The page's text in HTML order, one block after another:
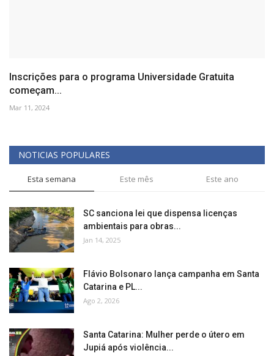
Inscrições para o programa Universidade Gratuita
começam...
Mar 11, 2024
NOTICIAS POPULARES
Esta semana Este mês Este ano
SC sanciona lei que dispensa licenças
ambientais para obras...
Jan 14, 2025
Flávio Bolsonaro lança campanha em Santa
Catarina e PL...
Ago 2, 2026
Santa Catarina: Mulher perde o útero em
Jupiá após violência...